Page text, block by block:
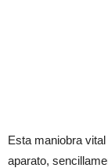
Esta maniobra
aparato,